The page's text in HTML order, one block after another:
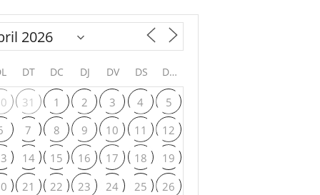
DT DC DJ DV DS DG
31 1 2 3 4
5
7 8 9 10 11
12
14 15 16 17 18
19
21 22 23 24 25
26